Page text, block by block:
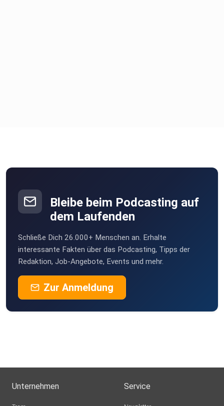
Bleibe beim Podcasting auf
dem Laufenden
Schließe Dich 26.000+ Menschen an. Erhalte
interessante Fakten über das Podcasting, Tipps der
Redaktion, Job-Angebote, Events und mehr.
Zur Anmeldung
Unternehmen Service